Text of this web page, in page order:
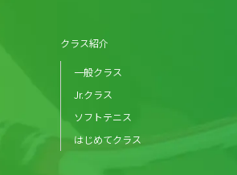
クラス紹介
一般クラス
Jr.クラス
ソフトテニス
はじめてクラス